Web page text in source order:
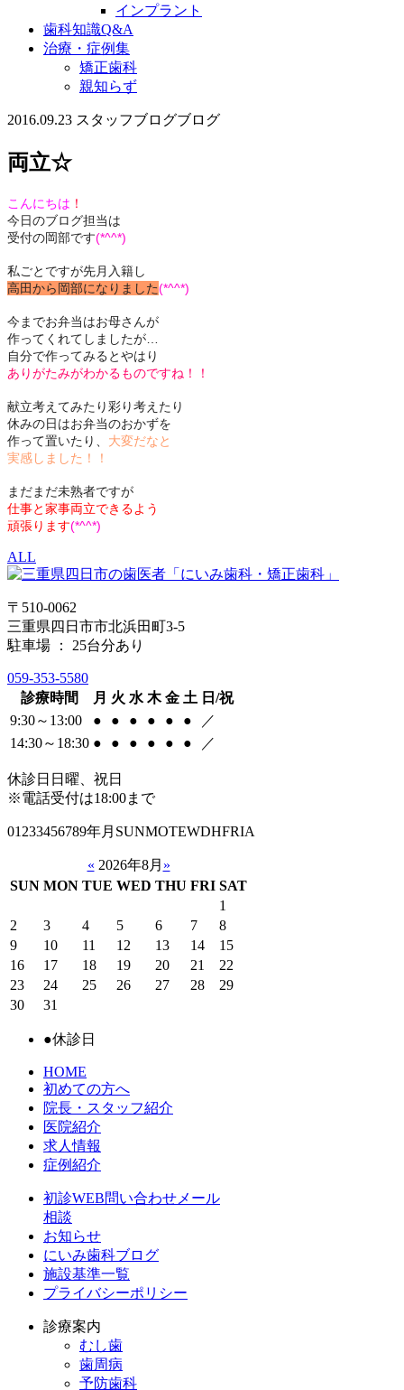
インプラント
歯科知識Q&A
治療・症例集
矯正歯科
親知らず
2016.09.23 スタッフブログブログ
両立☆
こんにちは ！
今日のブログ担当は
受付の岡部です(*^^*)
私ごとですが先月入籍し
高田から岡部になりました(*^^*)
今までお弁当はお母さんが
作ってくれてしましたが…
自分で作ってみるとやはり
ありがたみがわかるものですね！！
献立考えてみたり彩り考えたり
休みの日はお弁当のおかずを
作って置いたり、 大変だなと
実感しました！！
まだまだ未熟者ですが
仕事と家事両立できるよう
頑張ります(*^^*)
ALL
〒510-0062
三重県四日市市北浜田町3-5
駐車場 ： 25台分あり
059-353-5580
診療時間
月 火 水 木 金 土 日/祝
9:30～13:00
● ● ● ● ● ●
／
14:30～18:30 ● ● ● ● ● ● ／
休診日 日曜、祝日
※電話受付は18:00まで
01233456789年月SUNMOTEWDHFRIA
« 2026年8月 »
SUN MON TUE WED THU FRI SAT
1
2
3 4 5 6 7
8
9
10 11 12 13 14
15
16
17 18 19 20 21
22
23
24 25 26 27 28
29
30
31
●休診日
HOME
初めての方へ
院長・スタッフ紹介
医院紹介
求人情報
症例紹介
初診WEB問い合わせメール
相談
お知らせ
にいみ歯科ブログ
施設基準一覧
プライバシーポリシー
診療案内
むし歯
歯周病
予防歯科